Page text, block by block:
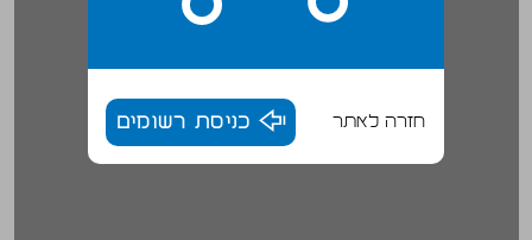
חזרה לאתר כניסת רשומים